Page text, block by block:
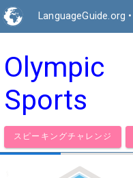
LanguageGuide.org •
Olympic
Sports
スピーキングチャレンジ